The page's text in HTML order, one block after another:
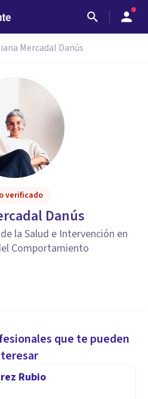
Mercadal Danús
verificado
Danús
la Salud e Intervención en
Comportamiento
que te pueden
Rubio